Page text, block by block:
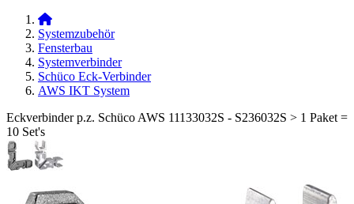
Systemzubehör
Fensterbau
Systemverbinder
Schüco Eck-Verbinder
AWS IKT System
Eckverbinder p.z. Schüco AWS 11133032S - S236032S > 1 Paket =
10 Set's